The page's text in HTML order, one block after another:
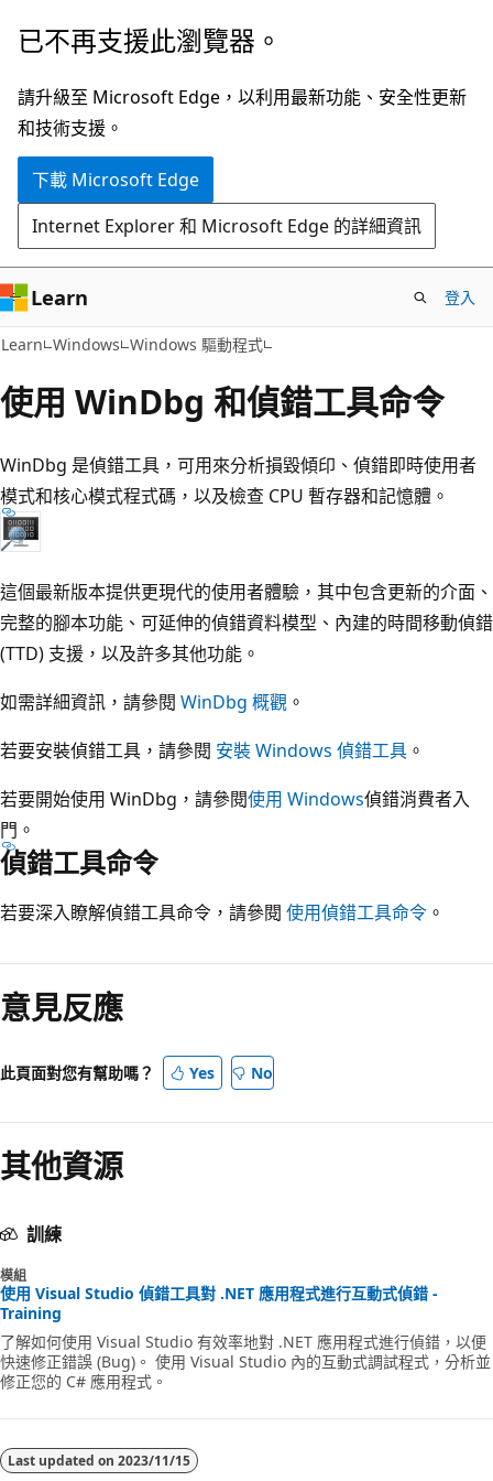
跳
主
要
內
已不再支援此瀏覽器。
請升級至 Microsoft Edge，以利用最新功能、安全性更新
和技術支援。
下載 Microsoft Edge
Internet Explorer 和 Microsoft Edge 的詳細資訊
Learn 登入
Learn Windows Windows 驅動程式
使用 WinDbg 和偵錯工具命令
WinDbg 是偵錯工具，可用來分析損毀傾印、偵錯即時使用者
模式和核心模式程式碼，以及檢查 CPU 暫存器和記憶體。
這個最新版本提供更現代的使用者體驗，其中包含更新的介面、
完整的腳本功能、可延伸的偵錯資料模型、內建的時間移動偵錯
(TTD) 支援，以及許多其他功能。
如需詳細資訊，請參閱 WinDbg 概觀 。
若要安裝偵錯工具，請參閱 安裝 Windows 偵錯工具 。
若要開始使用 WinDbg，請參閱使用 Windows偵錯消費者入
門。
偵錯工具命令
若要深入瞭解偵錯工具命令，請參閱 使用偵錯工具命令 。
讀
模
已
用
意見反應
此頁面對您有幫助嗎？ Yes No
其他資源
訓練
模組
使用 Visual Studio 偵錯工具對 .NET 應用程式進行互動式偵錯 -
Training
了解如何使用 Visual Studio 有效率地對 .NET 應用程式進行偵錯，以便
快速修正錯誤 (Bug)。 使用 Visual Studio 內的互動式調試程式，分析並
修正您的 C# 應用程式。
Last updated on 2023/11/15